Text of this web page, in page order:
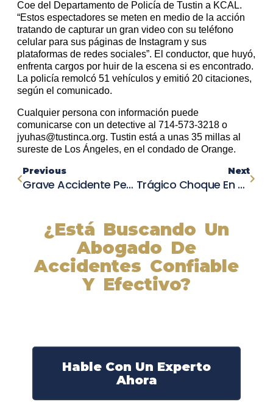
Coe del Departamento de Policía de Tustin a KCAL.
“Estos espectadores se meten en medio de la acción
tratando de capturar un gran video con su teléfono
celular para sus páginas de Instagram y sus
plataformas de redes sociales”. El conductor, que huyó,
enfrenta cargos por huir de la escena si es encontrado.
La policía remolcó 51 vehículos y emitió 20 citaciones,
según el comunicado.
Cualquier persona con información puede
comunicarse con un detective al 714-573-3218 o
jyuhas@tustinca.org. Tustin está a unas 35 millas al
sureste de Los Ángeles, en el condado de Orange.
Previous
Grave Accidente Peatonal En Midland: Joven De 25 Años Atropellado Por Un Vehículo En Movimiento
Next
Trágico Choque En Wall: Un Muerto Y Un Herido En Colisión De Tres Vehículos
¿Está Buscando Un
Abogado De
Accidentes Confiable
Y Efectivo?
Hable Con Un Experto
Ahora